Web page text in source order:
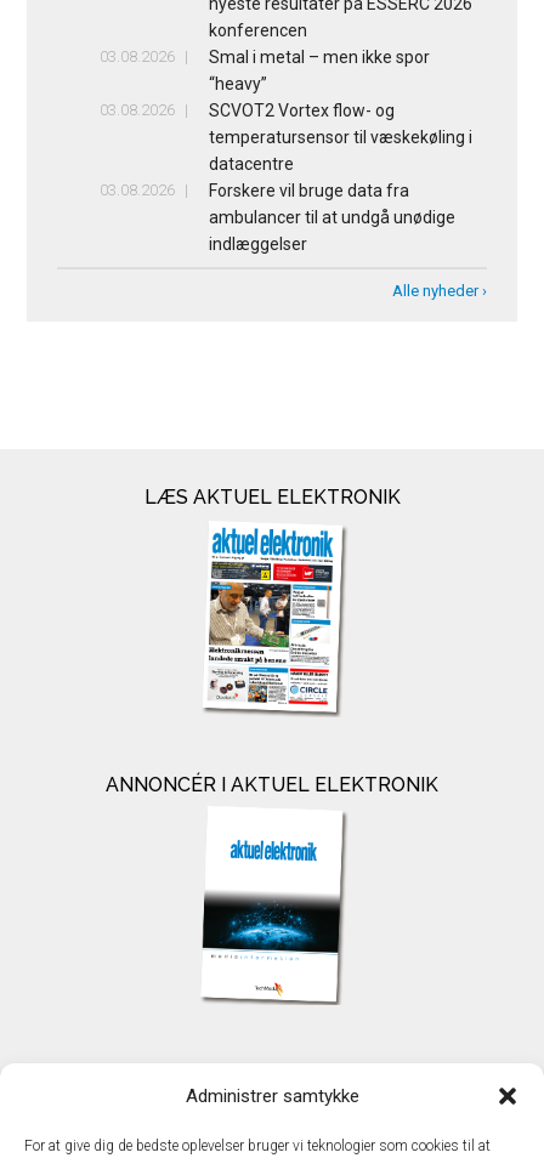
Administrer samtykke
For at give dig de bedste oplevelser bruger vi teknologier som cookies til at
konferencen
03.08.2026
Smal i metal – men ikke spor
“heavy”
03.08.2026
SCVOT2 Vortex flow- og
temperatursensor til væskekøling i
datacentre
03.08.2026
Forskere vil bruge data fra
ambulancer til at undgå unødige
indlæggelser
Alle nyheder ›
LÆS AKTUEL ELEKTRONIK
ANNONCÉR I AKTUEL ELEKTRONIK
TechMedia A/S